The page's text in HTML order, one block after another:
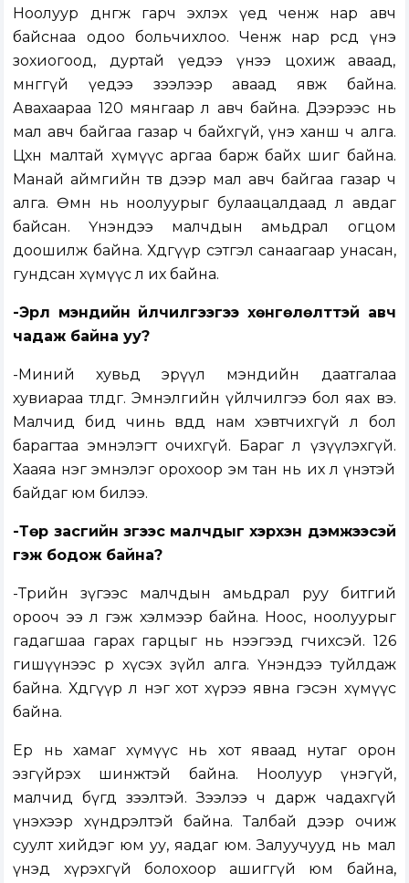
Ноолуур дөнгөж гарч эхлэх үед ченж нар авч
байснаа одоо больчихлоо. Ченж нар өөрсдөө үнэ
зохиогоод, дуртай үедээ үнээ цохиж аваад,
мөнгөгүй үедээ зээлээр аваад явж байна.
Авахаараа 120 мянгаар л авч байна. Дээрээс нь
мал авч байгаа газар ч байхгүй, үнэ ханш ч алга.
Цөөхөн малтай хүмүүс аргаа барж байх шиг байна.
Манай аймгийн төв дээр мал авч байгаа газар ч
алга. Өмнө нь ноолуурыг булаацалдаад л авдаг
байсан. Үнэндээ малчдын амьдрал огцом
доошилж байна. Хөдөөгүүр сэтгэл санаагаар унасан,
гундсан хүмүүс л их байна.
-Эрүүл мэндийн үйлчилгээгээ хөнгөлөлттэй авч
чадаж байна уу?
-Миний хувьд эрүүл мэндийн даатгалаа
хувиараа төлдөг. Эмнэлгийн үйлчилгээ бол яах вэ.
Малчид бид чинь өвдөөд нам хэвтчихгүй л бол
барагтаа эмнэлэгт очихгүй. Бараг л үзүүлэхгүй.
Хааяа нэг эмнэлэг орохоор эм тан нь их л үнэтэй
байдаг юм билээ.
-Төр засгийн зүгээс малчдыг хэрхэн дэмжээсэй
гэж бодож байна?
-Төрийн зүгээс малчдын амьдрал руу битгий
орооч ээ л гэж хэлмээр байна. Ноос, ноолуурыг
гадагшаа гарах гарцыг нь нээгээд өгчихөөсэй. 126
гишүүнээс өөр хүсэх зүйл алга. Үнэндээ туйлдаж
байна. Хөдөөгүүр л нэг хот хүрээ явна гэсэн хүмүүс
байна.
Ер нь хамаг хүмүүс нь хот яваад нутаг орон
эзгүйрэх шинжтэй байна. Ноолуур үнэгүй,
малчид бүгд зээлтэй. Зээлээ ч дарж чадахгүй
үнэхээр хүндрэлтэй байна. Талбай дээр очиж
суулт хийдэг юм уу, яадаг юм. Залуучууд нь мал
үнэд хүрэхгүй болохоор ашиггүй юм байна,